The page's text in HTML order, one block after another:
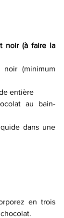
noir (à faire la
(minimum
entière
au bain-
dans une
en trois